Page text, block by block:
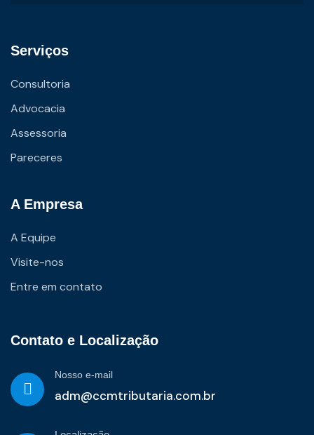
Serviços
Consultoria
Advocacia
Assessoria
Pareceres
A Empresa
A Equipe
Visite-nos
Entre em contato
Contato e Localização
Nosso e-mail
adm@ccmtributaria.com.br